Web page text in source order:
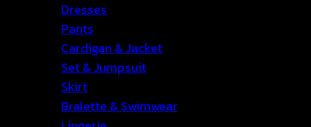
Dresses
Pants
Cardigan & Jacket
Set & Jumpsuit
Skirt
Bralette & Swimwear